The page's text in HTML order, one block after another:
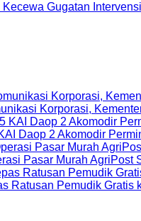
Gugatan
Korporasi,
Daop 2 Akomodir
Pasar Murah
Ratusan Pemudik Gratis